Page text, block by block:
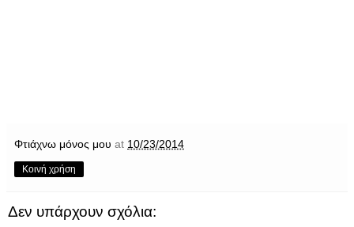
Φτιάχνω μόνος μου at 10/23/2014
Κοινή χρήση
Δεν υπάρχουν σχόλια: